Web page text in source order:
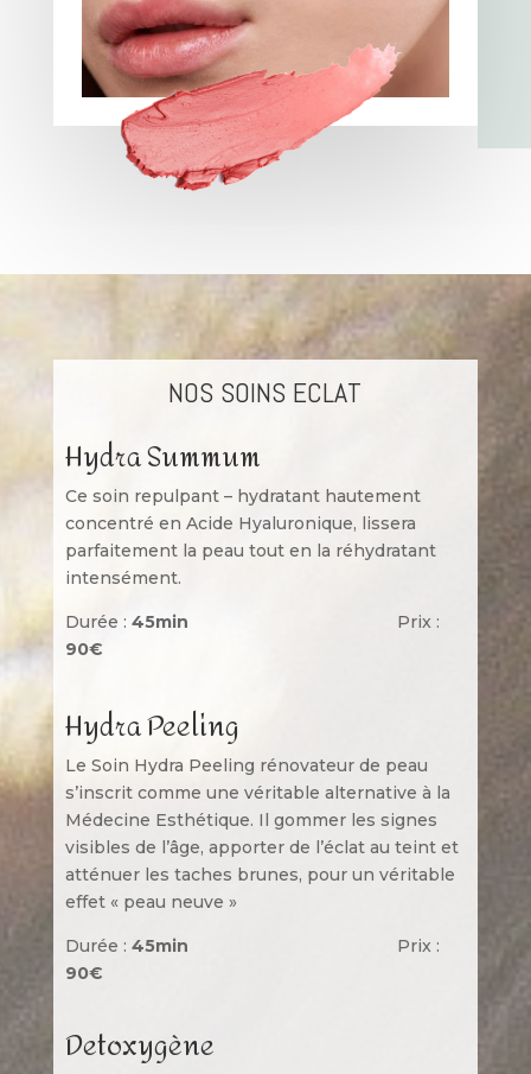
NOS SOINS ECLAT
Hydra Summum
Ce soin repulpant – hydratant hautement
concentré en Acide Hyaluronique, lissera
parfaitement la peau tout en la réhydratant
intensément.
Durée : 45min
Prix :
90€
Hydra Peeling
Le Soin Hydra Peeling rénovateur de peau
s’inscrit comme une véritable alternative à la
Médecine Esthétique. Il gommer les signes
visibles de l’âge, apporter de l’éclat au teint et
atténuer les taches brunes, pour un véritable
effet « peau neuve »
Durée : 45min
Prix :
90€
Detoxygène